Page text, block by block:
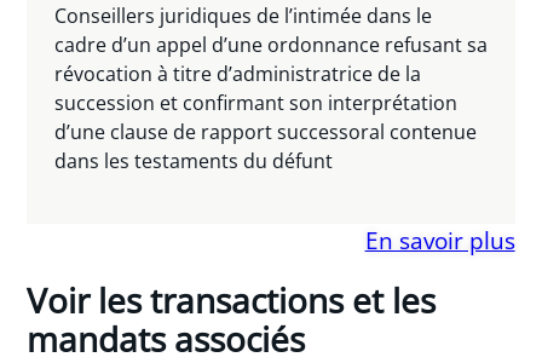
Conseillers juridiques de l’intimée dans le
cadre d’un appel d’une ordonnance refusant sa
révocation à titre d’administratrice de la
succession et confirmant son interprétation
d’une clause de rapport successoral contenue
dans les testaments du défunt
En savoir plus
Voir les transactions et les
mandats associés